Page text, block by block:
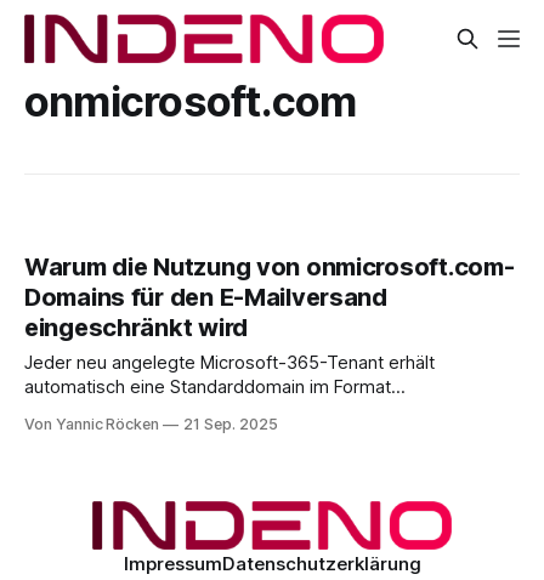
onmicrosoft.com
Warum die Nutzung von onmicrosoft.com-
Domains für den E-Mailversand
eingeschränkt wird
Jeder neu angelegte Microsoft-365-Tenant erhält
automatisch eine Standarddomain im Format
Online Email Routing Address) dient in erster Linie dazu,
durchführen. Technisch gesehen stellt die MoERA-Domain
Von Yannic Röcken 21 Sep. 2025
ImpressumDatenschutzerklärung